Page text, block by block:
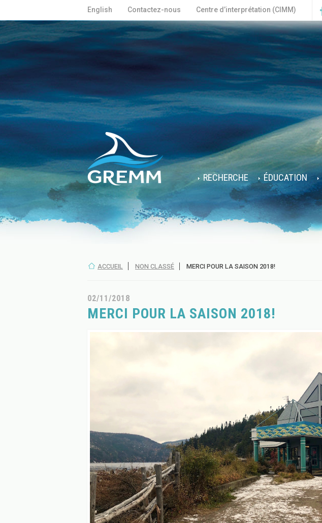
English Contactez-nous Centre d’interprétation (CIMM)
RECHERCHE ÉDUCATION
ACCUEIL NON CLASSÉ MERCI POUR LA SAISON 2018!
02/11/2018
MERCI POUR LA SAISON 2018!